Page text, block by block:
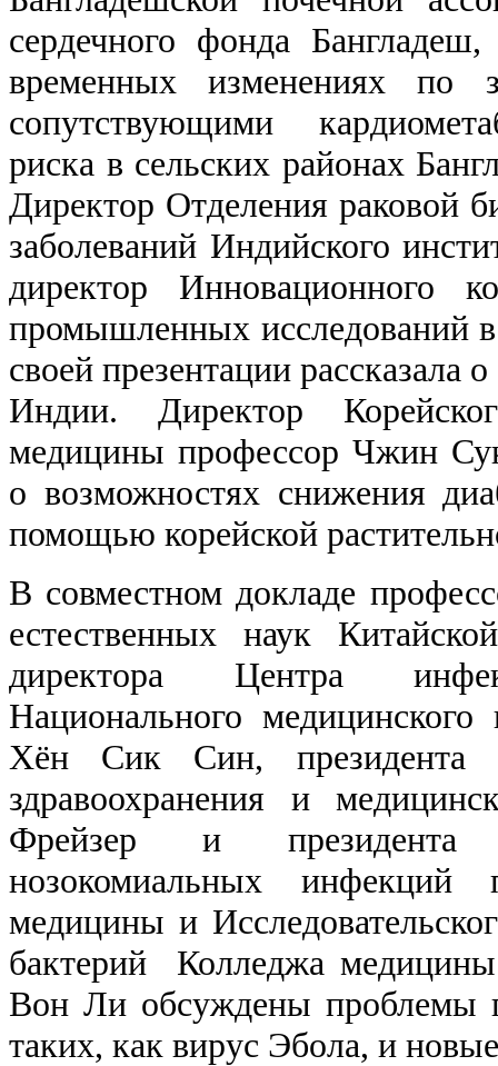
сердечного фонда
временных изменениях по
сопутствующими
риска в сельских районах
Директор Отделения раковой
заболеваний Индийского
директор Инновационного
промышленных исследований
своей презентации рассказала
Индии. Директор
медицины профессор Чжин
о возможностях снижения
помощью корейской
В совместном докладе
естественных наук
директора Центра
Национального
Хён Сик Син, президента
здравоохранения и
Фрейзер и президента
нозокомиальных инфекций
медицины и
бактерий Колледжа
Вон Ли обсуждены проблемы
таких, как вирус Эбола, и